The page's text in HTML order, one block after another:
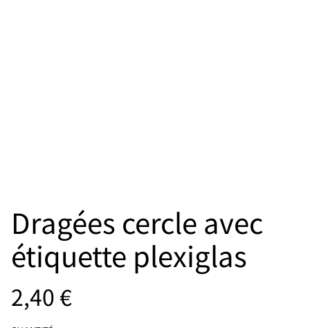
Dragées cercle avec
étiquette plexiglas
2,40 €